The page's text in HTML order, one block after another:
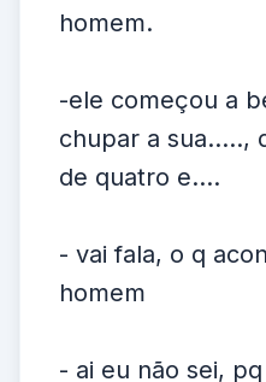
homem.
-ele começou a
chupar a sua.....,
de quatro e....
- vai fala, o q
homem
- ai eu não sei,